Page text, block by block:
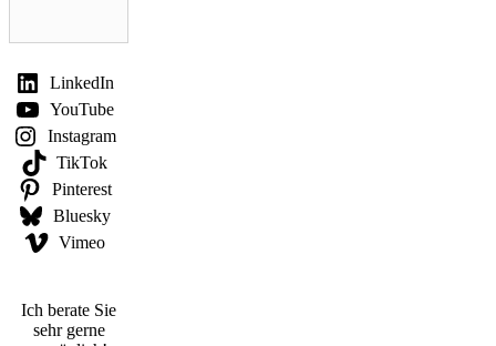
LinkedIn
YouTube
Instagram
TikTok
Pinterest
Bluesky
Vimeo
Ich berate Sie
sehr gerne